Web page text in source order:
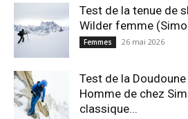
Test de la tenue de
Wilder femme
Femmes 26 mai 2026
Test de la
Homme de chez
classique...